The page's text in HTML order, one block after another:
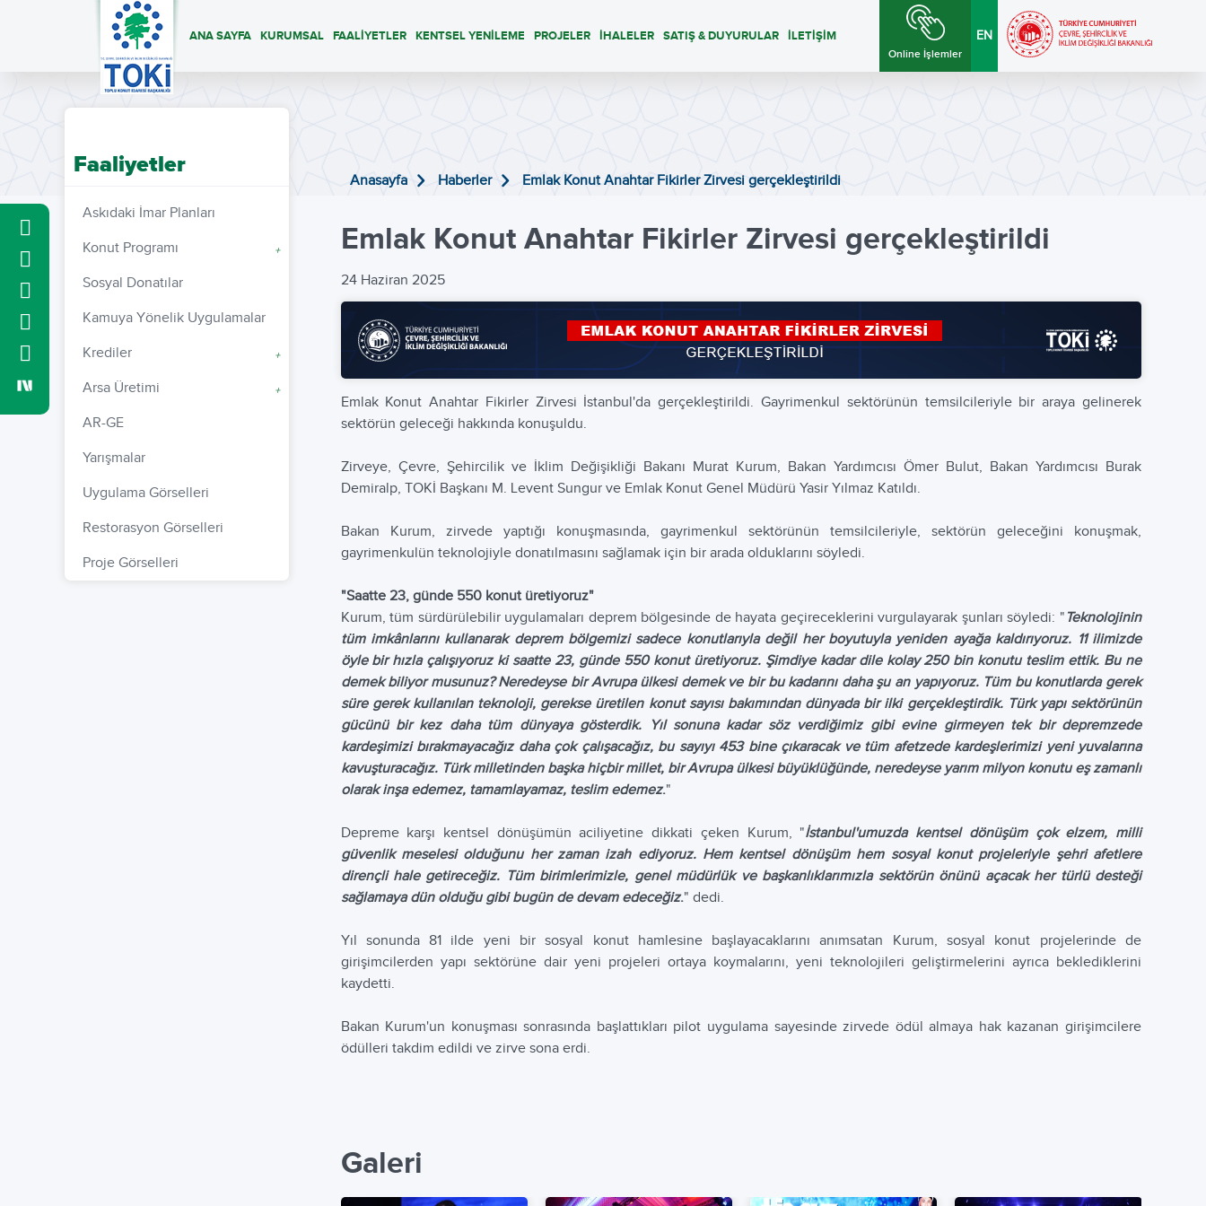
ANA SAYFA KURUMSAL FAALİYETLER KENTSEL YENİLEME PROJELER İHALELER SATIŞ & DUYURULAR İLETİŞİM
Online İşlemler
EN
Faaliyetler
Askıdaki İmar Planları
Konut Programı +
Sosyal Donatılar
Kamuya Yönelik Uygulamalar
Krediler +
Arsa Üretimi +
AR-GE
Yarışmalar
Uygulama Görselleri
Restorasyon Görselleri
Proje Görselleri
Anasayfa Haberler Emlak Konut Anahtar Fikirler Zirvesi gerçekleştirildi
Emlak Konut Anahtar Fikirler Zirvesi gerçekleştirildi
24 Haziran 2025
Emlak Konut Anahtar Fikirler Zirvesi İstanbul'da gerçekleştirildi. Gayrimenkul sektörünün temsilcileriyle bir araya gelinerek
sektörün geleceği hakkında konuşuldu.
Zirveye, Çevre, Şehircilik ve İklim Değişikliği Bakanı Murat Kurum, Bakan Yardımcısı Ömer Bulut, Bakan Yardımcısı Burak
Demiralp, TOKİ Başkanı M. Levent Sungur ve Emlak Konut Genel Müdürü Yasir Yılmaz Katıldı.
Bakan Kurum, zirvede yaptığı konuşmasında, gayrimenkul sektörünün temsilcileriyle, sektörün geleceğini konuşmak,
gayrimenkulün teknolojiyle donatılmasını sağlamak için bir arada olduklarını söyledi.
"Saatte 23, günde 550 konut üretiyoruz"
Kurum, tüm sürdürülebilir uygulamaları deprem bölgesinde de hayata geçireceklerini vurgulayarak şunları söyledi: " Teknolojinin
tüm imkânlarını kullanarak deprem bölgemizi sadece konutlarıyla değil her boyutuyla yeniden ayağa kaldırıyoruz. 11 ilimizde
öyle bir hızla çalışıyoruz ki saatte 23, günde 550 konut üretiyoruz. Şimdiye kadar dile kolay 250 bin konutu teslim ettik. Bu ne
demek biliyor musunuz? Neredeyse bir Avrupa ülkesi demek ve bir bu kadarını daha şu an yapıyoruz. Tüm bu konutlarda gerek
süre gerek kullanılan teknoloji, gerekse üretilen konut sayısı bakımından dünyada bir ilki gerçekleştirdik. Türk yapı sektörünün
gücünü bir kez daha tüm dünyaya gösterdik. Yıl sonuna kadar söz verdiğimiz gibi evine girmeyen tek bir depremzede
kardeşimizi bırakmayacağız daha çok çalışacağız, bu sayıyı 453 bine çıkaracak ve tüm afetzede kardeşlerimizi yeni yuvalarına
kavuşturacağız. Türk milletinden başka hiçbir millet, bir Avrupa ülkesi büyüklüğünde, neredeyse yarım milyon konutu eş zamanlı
olarak inşa edemez, tamamlayamaz, teslim edemez."
Depreme karşı kentsel dönüşümün aciliyetine dikkati çeken Kurum, "İstanbul'umuzda kentsel dönüşüm çok elzem, milli
güvenlik meselesi olduğunu her zaman izah ediyoruz. Hem kentsel dönüşüm hem sosyal konut projeleriyle şehri afetlere
dirençli hale getireceğiz. Tüm birimlerimizle, genel müdürlük ve başkanlıklarımızla sektörün önünü açacak her türlü desteği
sağlamaya dün olduğu gibi bugün de devam edeceğiz." dedi.
Yıl sonunda 81 ilde yeni bir sosyal konut hamlesine başlayacaklarını anımsatan Kurum, sosyal konut projelerinde de
girişimcilerden yapı sektörüne dair yeni projeleri ortaya koymalarını, yeni teknolojileri geliştirmelerini ayrıca beklediklerini
kaydetti.
Bakan Kurum'un konuşması sonrasında başlattıkları pilot uygulama sayesinde zirvede ödül almaya hak kazanan girişimcilere
ödülleri takdim edildi ve zirve sona erdi.
Galeri